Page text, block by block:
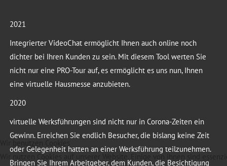
2021
Integrierter VideoChat ermöglicht Ihnen auch online noch
dichter bei Ihren Kunden zu sein. Mit diesem Tool werten Sie
nicht nur eine PRO-Tour auf, es ermöglicht es uns nun, Ihnen
eine virtuelle Hausmesse anzubieten.
2020
virtuelle Werksführungen sind nicht nur in Corona-Zeiten ein
Gewinn. Erreichen Sie endlich Besucher, die bislang keine Zeit
oder Gelegenheit hatten an einer Werksführung teilzunehmen.
Bringen Sie Ihrem Arbeitgeber, dem Kunden, die Besichtigung